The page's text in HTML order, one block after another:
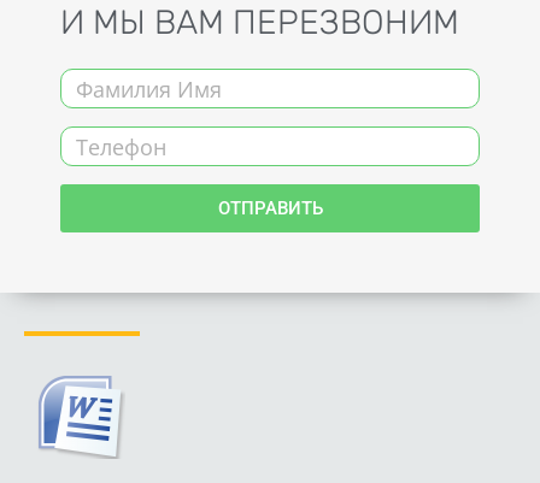
И МЫ ВАМ ПЕРЕЗВОНИМ
Name
Телефон
ОТПРАВИТЬ